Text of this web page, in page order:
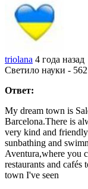
triolana 4 года назад
Светило науки -
Ответ:
My dream town is
Barcelona.There is
very kind and
sunbathing and
Aventura,where you
restaurants and cafés
town I've seen